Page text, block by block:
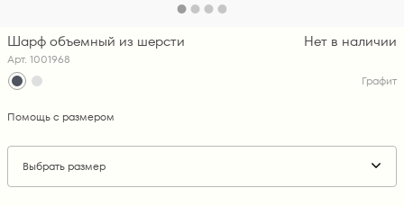
Шарф объемный из шерсти
Арт. 1001968
Нет в наличии
Графит
Помощь с размером
Выбрать размер